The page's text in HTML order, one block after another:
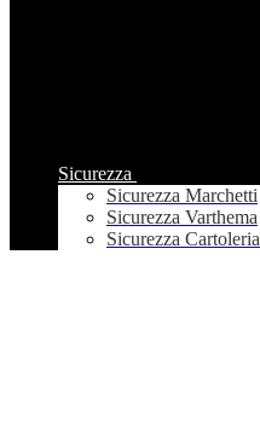
Sicurezza
Sicurezza Marchetti
Sicurezza Varthema
Sicurezza Cartoleria